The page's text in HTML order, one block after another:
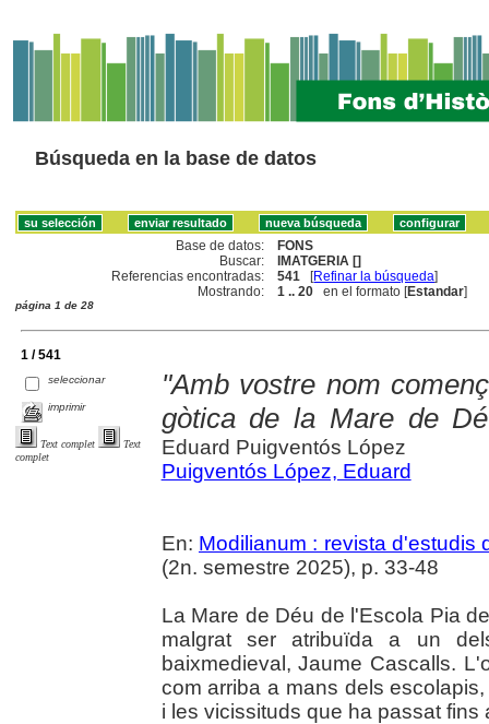
Búsqueda en la base de datos
Base de datos:
FONS
Buscar:
IMATGERIA []
Referencias encontradas:
541 [Refinar la búsqueda]
Mostrando:
1 .. 20 en el formato [Estandar]
página 1 de 28
1 / 541
seleccionar
imprimir
Text complet
Text
complet
"Amb vostre nom
gòtica de la Mare de
Eduard Puigventós López
Puigventós López, Eduard
En: Modilianum : revista d'estudis
(2n. semestre 2025), p. 33-48
La Mare de Déu de l'Escola Pia
malgrat ser atribuïda a un
baixmedieval, Jaume Cascalls.
com arriba a mans dels
i les vicissituds que ha passat fins